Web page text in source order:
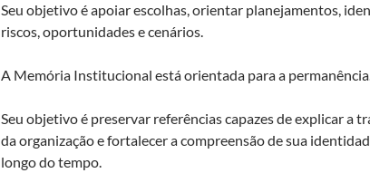
Seu objetivo é apoiar escolhas, orientar planejamentos,
riscos, oportunidades e cenários.
A Memória Institucional está orientada para a
Seu objetivo é preservar referências capazes de explicar a
da organização e fortalecer a compreensão de sua
longo do tempo.